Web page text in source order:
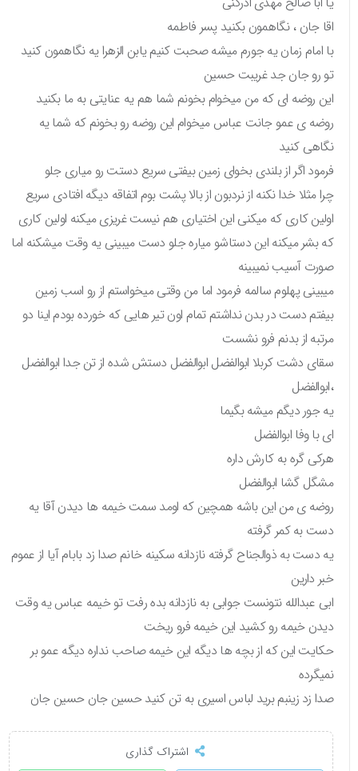
اقا جان ، نگاهمون بکنید پسر فاطمه
با امام زمان یه جورم میشه صحبت کنیم یابن الزهرا یه نگاهمون کنید
تو رو جان جد غریبت حسین
این روضه ای که من میخوام بخونم شما هم یه عنایتی به ما بکنید
روضه ی عمو جانت عباس میخوام این روضه رو بخونم که شما یه
نگاهی کنید
فرمود اگر از بلندی بخوای زمین بیفتی سریع دستت رو میاری جلو
چرا مثلا خدا نکنه از نردبون از بالا پشت بوم اتفاقه دیگه افتادی سریع
اولین کاری که میکنی این اختیاری هم نیست غریزی میکنه اولین کاری
که بشر میکنه این دستاشو میاره جلو دست میبینی یه وقت میشکنه اما
صورت آسیب نمیبینه
میبینی پهلوم سالمه فرمود اما من وقتی میخواستم از رو اسب زمین
بیفتم دست در بدن نداشتم تمام اون تیر هایی که خورده بودم اینا دو
مرتبه از بدنم فرو نشست
سقای دشت کربلا ابوالفضل ابوالفضل دستش شده از تن جدا ابوالفضل
،ابوالفضل
یه جور دیگم میشه بگیما
ای با وفا ابوالفضل
هرکی گره به کارش داره
مشگل گشا ابوالفضل
روضه ی من این باشه همچین که اومد سمت خیمه ها دیدن آقا یه
دست به کمر گرفته
یه دست به ذوالجناح گرفته نازدانه سکینه خانم صدا زد بابام آیا از عموم
خبر دارین
ابی عبدالله نتونست جوابی به نازدانه بده رفت تو خیمه ‌عباس یه وقت
دیدن خیمه رو کشید این خیمه فرو ریخت
حکایت این که از بچه ها دیگه این خیمه صاحب نداره دیگه عمو بر
نمیگرده
صدا زد زینبم برید لباس اسیری به تن کنید حسین جان حسین جان
اشتراک گذاری